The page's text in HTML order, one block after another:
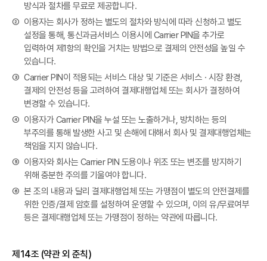
방식과 절차를 무료로 제공합니다.
② 이용자는 회사가 정하는 별도의 절차와 방식에 따라 신청하고 별도
설정을 통해, 통신과금서비스 이용시에 Carrier PIN을 추가로
입력하여 제1항의 확인을 거치는 방법으로 결제의 안전성을 높일 수
있습니다.
③ Carrier PIN이 적용되는 서비스 대상 및 기준은 서비스 · 시장 환경,
결제의 안전성 등을 고려하여 결제대행업체 또는 회사가 결정하여
변경할 수 있습니다.
④ 이용자가 Carrier PIN을 누설 또는 노출하거나, 방치하는 등의
부주의를 통해 발생한 사고 및 손해에 대해서 회사 및 결제대행업체는
책임을 지지 않습니다.
⑤ 이용자와 회사는 Carrier PIN 도용이나 위조 또는 변조를 방지하기
위해 충분한 주의를 기울여야 합니다.
⑥ 본 조의 내용과 달리 결제대행업체 또는 가맹점이 별도의 안전결제를
위한 인증/결제 암호를 설정하여 운영할 수 있으며, 이의 유/무료여부
등은 결제대행업체 또는 가맹점이 정하는 약관에 따릅니다.
제14조 (약관 외 준칙)